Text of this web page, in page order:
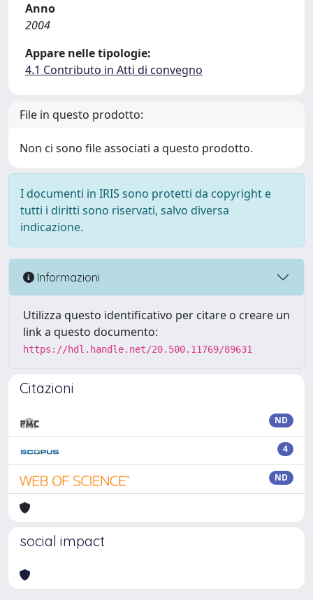
Anno
2004
Appare nelle tipologie:
4.1 Contributo in Atti di convegno
File in questo prodotto:
Non ci sono file associati a questo prodotto.
I documenti in IRIS sono protetti da copyright e
tutti i diritti sono riservati, salvo diversa
indicazione.
Informazioni
Utilizza questo identificativo per citare o creare un
link a questo documento:
https://hdl.handle.net/20.500.11769/89631
Citazioni
ND
4
ND
social impact